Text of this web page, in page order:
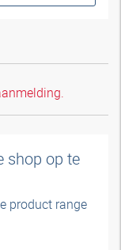
shop op te
product range